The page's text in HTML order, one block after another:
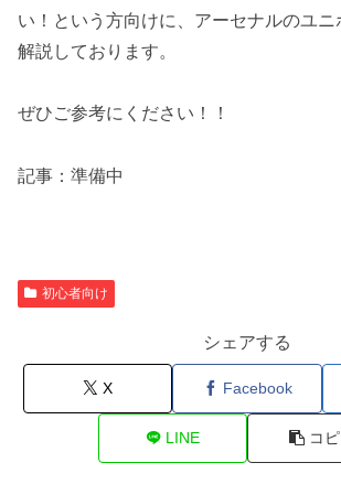
い！という方向けに、アーセナルのユ
解説しております。
ぜひご参考にください！！
記事：準備中
初心者向け
シェアする
X Facebook
LINE コ